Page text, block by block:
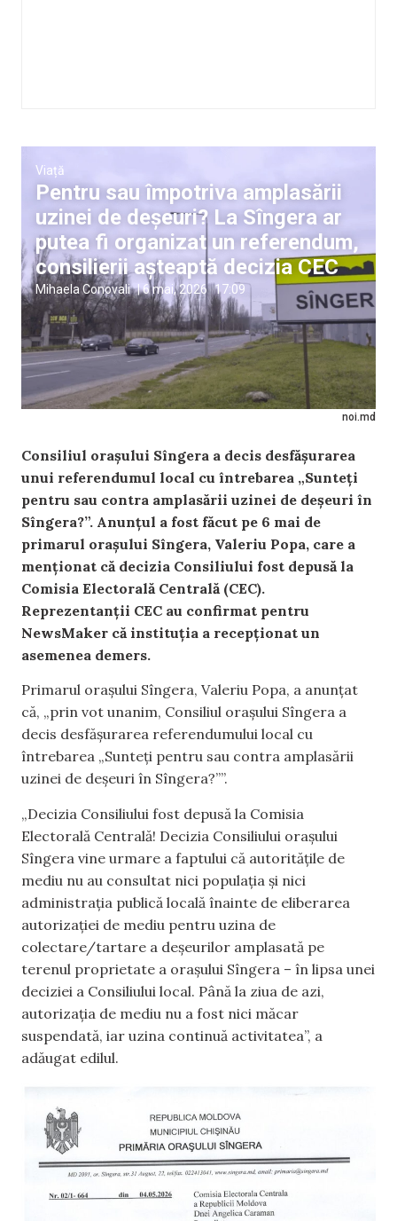
noi.md
Viață
Pentru sau împotriva amplasării
uzinei de deșeuri? La Sîngera ar
putea fi organizat un referendum,
consilierii așteaptă decizia CEC
Mihaela Conovali |6 mai, 2026 17:09
Consiliul orașului Sîngera a decis desfășurarea
unui referendumul local cu întrebarea „Sunteți
pentru sau contra amplasării uzinei de deșeuri în
Sîngera?”. Anunțul a fost făcut pe 6 mai de
primarul orașului Sîngera, Valeriu Popa, care a
menționat că decizia Consiliului fost depusă la
Comisia Electorală Centrală (CEC).
Reprezentanții CEC au confirmat pentru
NewsMaker că instituția a recepționat un
asemenea demers.
Primarul orașului Sîngera, Valeriu Popa, a anunțat
că, „prin vot unanim, Consiliul orașului Sîngera a
decis desfășurarea referendumului local cu
întrebarea „Sunteți pentru sau contra amplasării
uzinei de deșeuri în Sîngera?””.
„Decizia Consiliului fost depusă la Comisia
Electorală Centrală! Decizia Consiliului orașului
Sîngera vine urmare a faptului că autoritățile de
mediu nu au consultat nici populația și nici
administrația publică locală înainte de eliberarea
autorizației de mediu pentru uzina de
colectare/tartare a deșeurilor amplasată pe
terenul proprietate a orașului Sîngera – în lipsa unei
deciziei a Consiliului local. Până la ziua de azi,
autorizația de mediu nu a fost nici măcar
suspendată, iar uzina continuă activitatea”, a
adăugat edilul.